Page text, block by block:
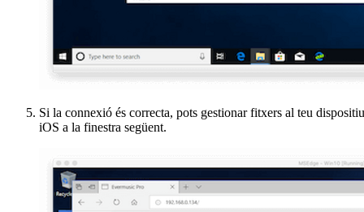
Si la connexió és correcta, pots gestionar fitxers al teu dispositiu
iOS a la finestra següent.